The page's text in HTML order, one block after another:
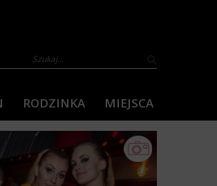
RODZINKA MIEJSCA